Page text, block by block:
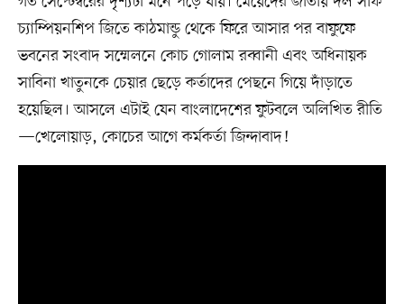
চ্যাম্পিয়নশিপ জিতে কাঠমান্ডু থেকে ফিরে আসার পর বাফুফে
ভবনের সংবাদ সম্মেলনে কোচ গোলাম রব্বানী এবং অধিনায়ক
সাবিনা খাতুনকে চেয়ার ছেড়ে কর্তাদের পেছনে গিয়ে দাঁড়াতে
হয়েছিল। আসলে এটাই যেন বাংলাদেশের ফুটবলে অলিখিত রীতি
—খেলোয়াড়, কোচের আগে কর্মকর্তা জিন্দাবাদ!